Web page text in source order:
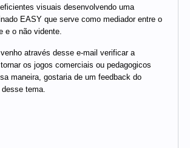
visuais desenvolvendo uma
EASY que serve como mediador entre o
e o não vidente.
através desse e-mail verificar a
os jogos comerciais ou pedagogicos
maneira, gostaria de um feedback do
tema.